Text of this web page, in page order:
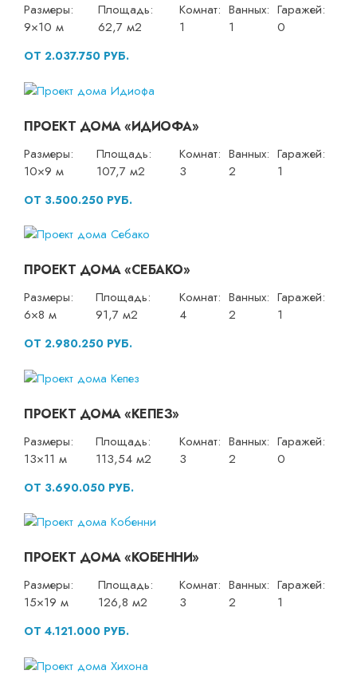
Размеры:
9×10 м
Площадь:
62,7 м2
Комнат:
1
Ванных:
1
Гаражей:
0
ОТ 2.037.750 РУБ.
ПРОЕКТ ДОМА «ИДИОФА»
Размеры:
10×9 м
Площадь:
107,7 м2
Комнат:
3
Ванных:
2
Гаражей:
1
ОТ 3.500.250 РУБ.
ПРОЕКТ ДОМА «СЕБАКО»
Размеры:
6×8 м
Площадь:
91,7 м2
Комнат:
4
Ванных:
2
Гаражей:
1
ОТ 2.980.250 РУБ.
ПРОЕКТ ДОМА «КЕПЕЗ»
Размеры:
13×11 м
Площадь:
113,54 м2
Комнат:
3
Ванных:
2
Гаражей:
0
ОТ 3.690.050 РУБ.
ПРОЕКТ ДОМА «КОБЕННИ»
Размеры:
15×19 м
Площадь:
126,8 м2
Комнат:
3
Ванных:
2
Гаражей:
1
ОТ 4.121.000 РУБ.